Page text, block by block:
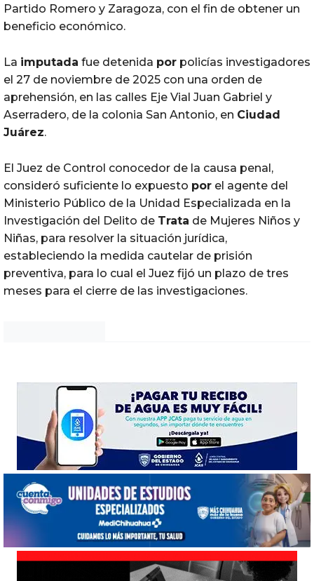
Partido Romero y Zaragoza, con el fin de obtener un
beneficio económico.
La imputada fue detenida por policías investigadores
el 27 de noviembre de 2025 con una orden de
aprehensión, en las calles Eje Vial Juan Gabriel y
Aserradero, de la colonia San Antonio, en Ciudad
Juárez.
El Juez de Control conocedor de la causa penal,
consideró suficiente lo expuesto por el agente del
Ministerio Público de la Unidad Especializada en la
Investigación del Delito de Trata de Mujeres Niños y
Niñas, para resolver la situación jurídica,
estableciendo la medida cautelar de prisión
preventiva, para lo cual el Juez fijó un plazo de tres
meses para el cierre de las investigaciones.